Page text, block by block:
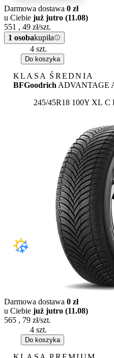
Dostępność:
Darmowa dostawa 0 zł
u Ciebie już jutro (11.08)
551 , 49 zł/szt.
1 osobakupiła
Do koszyka
KLASA ŚREDNIA
BFGoodrich ADVANTAGE
245/45R18 100Y XL C
Dostępność:
Darmowa dostawa 0 zł
u Ciebie już jutro (11.08)
565 , 79 zł/szt.
Do koszyka